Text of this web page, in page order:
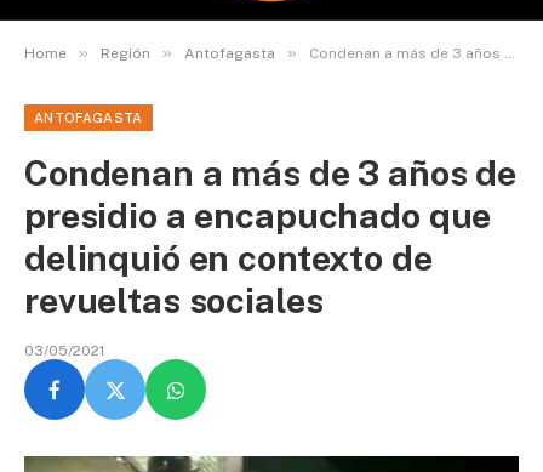
Home » Región » Antofagasta » Condenan a más de 3 años de presidio a encapuchado que delinquió en contexto de revueltas sociales
ANTOFAGASTA
Condenan a más de 3 años de
presidio a encapuchado que
delinquió en contexto de
revueltas sociales
03/05/2021